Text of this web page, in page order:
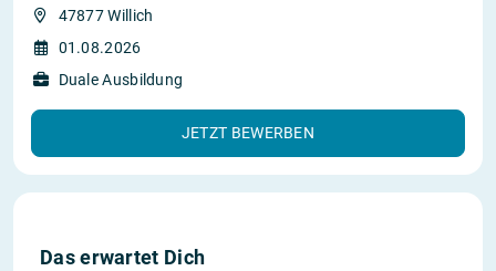
47877 Willich
01.08.2026
Duale Ausbildung
JETZT BEWERBEN
Das erwartet Dich